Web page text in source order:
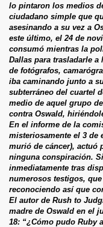
lo pintaron los medios
ciudadano simple que
asesinando a su vez a
este último, el 24 de
consumó mientras la
Dallas para trasladarle
de fotógrafos,
iba caminando junto a
subterráneo del cuartel
medio de aquel grupo
contra Oswald,
En el informe de la
misteriosamente el 3 de
murió de cáncer), actuó
ninguna conspiración.
inmediatamente tras
numerosos testigos,
reconociendo así que
El autor de Rush to
madre de Oswald en el
18: “¿Cómo pudo Ruby